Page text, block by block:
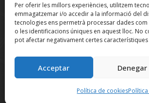
Per oferir les millors experiències, utilitzem
emmagatzemar i/o accedir a la informació del
tecnologies ens permetrà processar dades
o les identificacions úniques en aquest lloc. No
pot afectar negativament certes característiques
Acceptar Denegar
Política de cookies
Suscríbete
Newsletter